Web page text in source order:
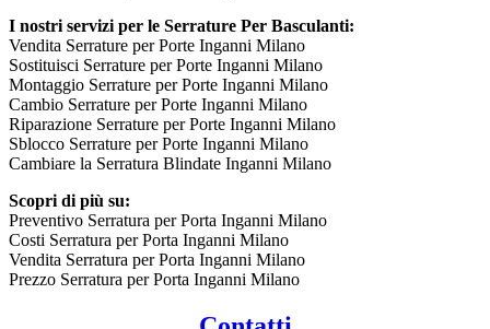
I nostri servizi per le Serrature Per Basculanti:
Vendita Serrature per Porte Inganni Milano
Sostituisci Serrature per Porte Inganni Milano
Montaggio Serrature per Porte Inganni Milano
Cambio Serrature per Porte Inganni Milano
Riparazione Serrature per Porte Inganni Milano
Sblocco Serrature per Porte Inganni Milano
Cambiare la Serratura Blindate Inganni Milano
Scopri di più su:
Preventivo Serratura per Porta Inganni Milano
Costi Serratura per Porta Inganni Milano
Vendita Serratura per Porta Inganni Milano
Prezzo Serratura per Porta Inganni Milano